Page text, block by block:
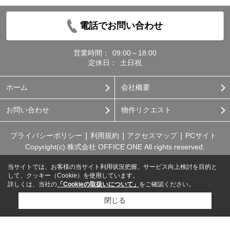
電話でお問い合わせ
営業時間：
09:00～18:00
定休日：
土日祝
ホーム 会社概要
お問い合わせ 物件リクエスト
プライバシーポリシー 利用規約 アクセスマップ
PCサイト
Copyright(c) 株式会社 OFFICE ONE All rights reserved.
当サイトでは、お客様の当サイト利用状況把握、サービス向上検討を目的と
して、クッキー（Cookie）を使用しています。
詳しくは、当社の 「Cookieの取扱いについて」 をご確認ください。
閉じる